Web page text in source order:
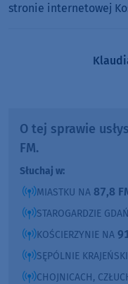
stronie internetowej
O tej sprawie
FM.
Słuchaj w:
MIASTKU NA 87,8
STAROGARDZIE
KOŚCIERZYNIE NA
SĘPÓLNIE
CHOJNICACH,